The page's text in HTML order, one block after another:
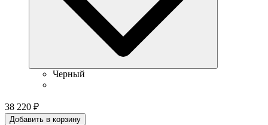
Черный
38 220 ₽
Добавить в корзину